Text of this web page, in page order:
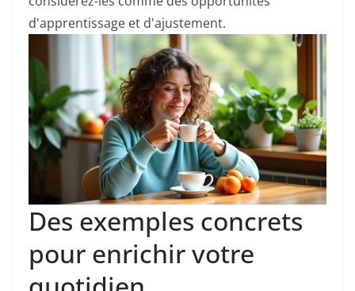
d'apprentissage et d'ajustement.
Des exemples concrets
pour enrichir votre